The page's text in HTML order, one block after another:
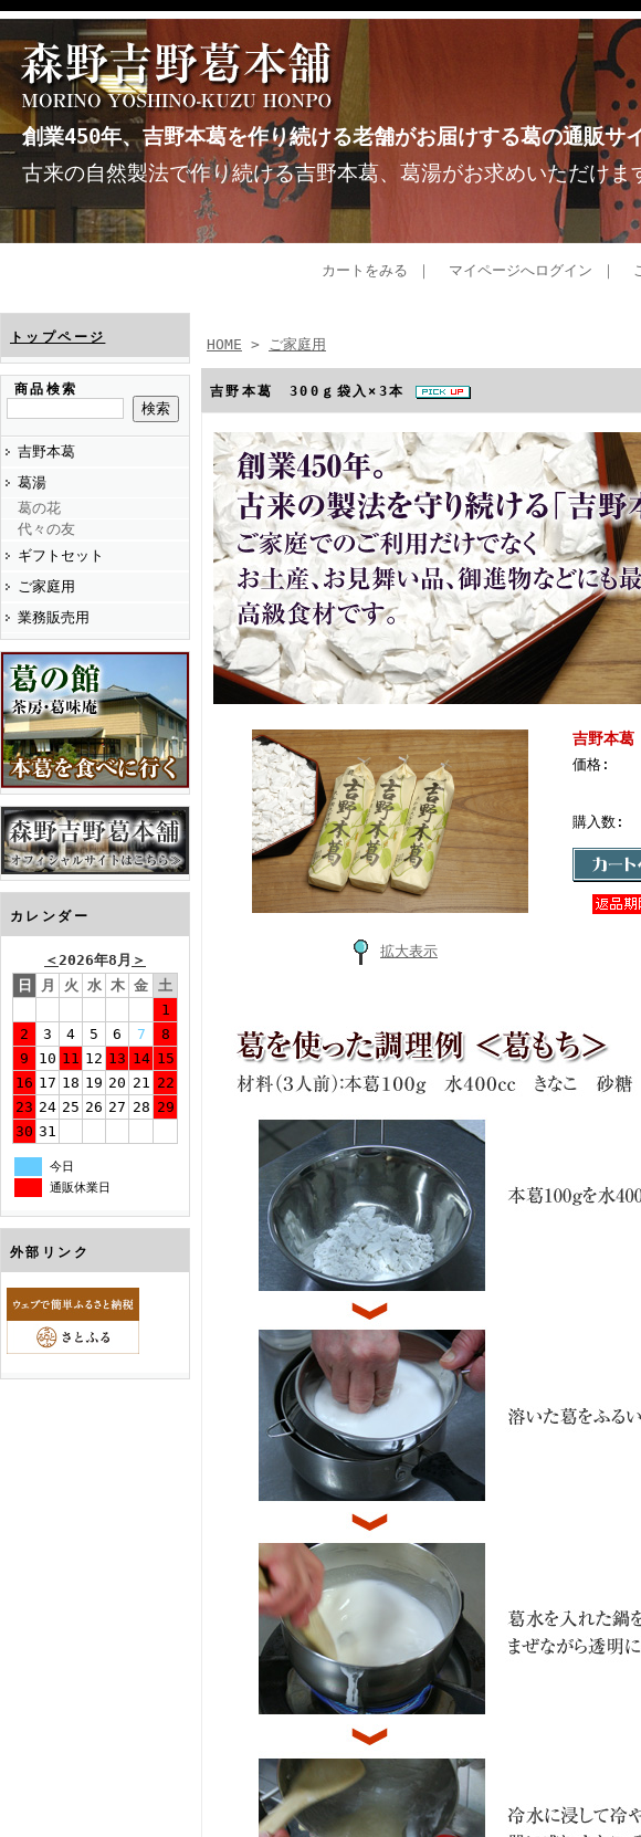
創業450年、吉野本葛を作り続ける老舗がお届けする葛の通販サ
古来の自然製法で作り続ける吉野本葛、葛湯がお求めいただけま
カートをみる ｜ マイページへログイン ｜
トップページ
商品検索
吉野本葛
葛湯
葛の花
代々の友
ギフトセット
ご家庭用
業務販売用
カレンダー
＜2026年8月 ＞
日
月 火 水 木 金 土
1
2
3 4 5 6 7
8
9
10 11 12 13 14 15
16 17 18 19 20 21 22
23 24 25 26 27 28 29
30 31
今日
通販休業日
外部リンク
HOME > ご家庭用
吉野本葛 300ｇ袋入×3本
拡大表示
吉野本
価格:
購入数: